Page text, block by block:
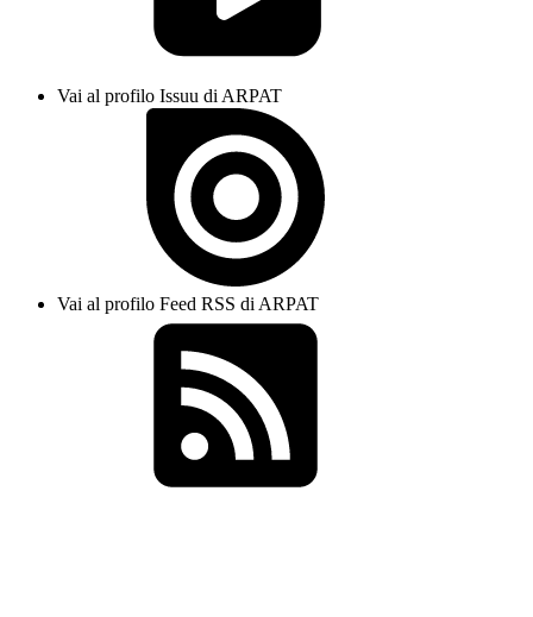
Vai al profilo Issuu di ARPAT
Vai al profilo Feed RSS di ARPAT